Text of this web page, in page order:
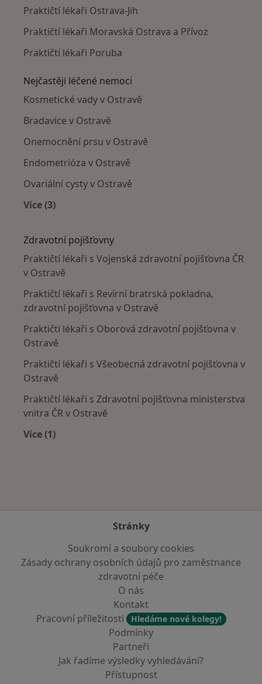
Praktičtí lékaři Ostrava-Jih
Praktičtí lékaři Moravská Ostrava a Přívoz
Praktičtí lékaři Poruba
Nejčastěji léčené nemoci
Kosmetické vady v Ostravě
Bradavice v Ostravě
Onemocnění prsu v Ostravě
Endometrióza v Ostravě
Ovariální cysty v Ostravě
Více (3)
Zdravotní pojišťovny
Praktičtí lékaři s Vojenská zdravotní pojišťovna ČR
v Ostravě
Praktičtí lékaři s Revírní bratrská pokladna,
zdravotní pojišťovna v Ostravě
Praktičtí lékaři s Oborová zdravotní pojišťovna v
Ostravě
Praktičtí lékaři s Všeobecná zdravotní pojišťovna v
Ostravě
Praktičtí lékaři s Zdravotní pojišťovna ministerstva
vnitra ČR v Ostravě
Více (1)
Stránky
Soukromí a soubory cookies
Zásady ochrany osobních údajů pro zaměstnance
zdravotní péče
O nás
Kontakt
Pracovní příležitosti
Hledáme nové kolegy!
Podmínky
Partneři
Jak řadíme výsledky vyhledávání?
Přístupnost